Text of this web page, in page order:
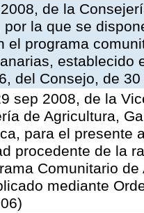
de la
por la que se
el programa
establecido
del Consejo, de
sep 2008, de la
de Agricultura,
para el presente
procedente de la
Comunitario
mediante